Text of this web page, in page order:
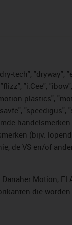
tech", "dryway",
"i.Cee",
plastics",
"speedigus",
(bijv.
de VS en/of
Motion,
die